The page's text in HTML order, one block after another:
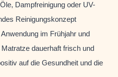
Dampfreinigung oder UV-
Reinigungskonzept
im Frühjahr und
dauerhaft frisch und
auf die Gesundheit und die